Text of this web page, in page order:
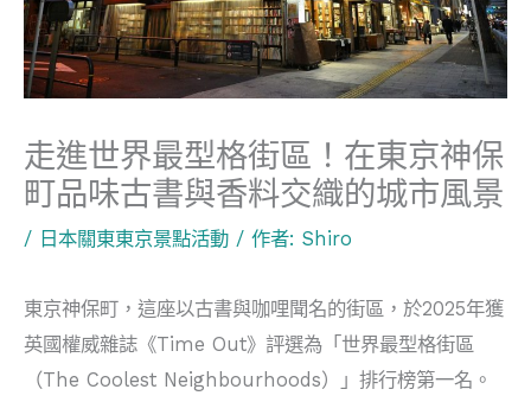
走進世界最型格街區！在東京神保
町品味古書與香料交織的城市風景
/ 日本關東東京景點活動 / 作者: Shiro
東京神保町，這座以古書與咖哩聞名的街區，於2025年獲
英國權威雜誌《Time Out》評選為「世界最型格街區
（The Coolest Neighbourhoods）」排行榜第一名。